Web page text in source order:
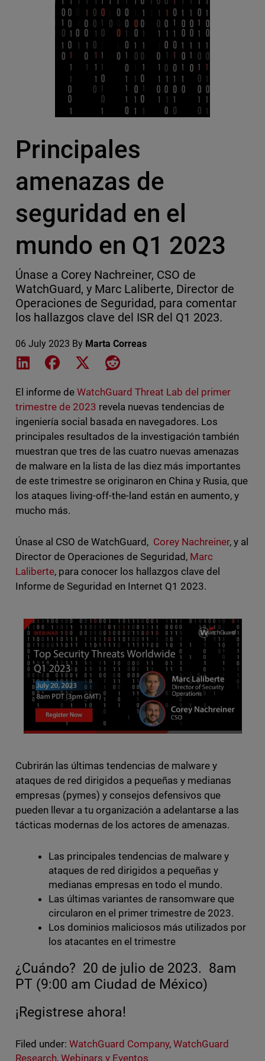
Principales
amenazas de
seguridad en el
mundo en Q1 2023
Únase a Corey Nachreiner, CSO de
WatchGuard, y Marc Laliberte, Director de
Operaciones de Seguridad, para comentar
los hallazgos clave del ISR del Q1 2023.
06 July 2023 By Marta Correas
Share on LinkedIn
Share on Facebook
Share on XShare on Reddit
El informe de WatchGuard Threat Lab del primer
trimestre de 2023 revela nuevas tendencias de
ingeniería social basada en navegadores. Los
principales resultados de la investigación también
muestran que tres de las cuatro nuevas amenazas
de malware en la lista de las diez más importantes
de este trimestre se originaron en China y Rusia, que
los ataques living-off-the-land están en aumento, y
mucho más.
Únase al CSO de WatchGuard, Corey Nachreiner, y al
Director de Operaciones de Seguridad, Marc
Laliberte, para conocer los hallazgos clave del
Informe de Seguridad en Internet Q1 2023.
Cubrirán las últimas tendencias de malware y
ataques de red dirigidos a pequeñas y medianas
empresas (pymes) y consejos defensivos que
pueden llevar a tu organización a adelantarse a las
tácticas modernas de los actores de amenazas.
Las principales tendencias de malware y
ataques de red dirigidos a pequeñas y
medianas empresas en todo el mundo.
Las últimas variantes de ransomware que
circularon en el primer trimestre de 2023.
Los dominios maliciosos más utilizados por
los atacantes en el trimestre
¿Cuándo? 20 de julio de 2023. 8am
PT (9:00 am Ciudad de México)
¡Registrese ahora!
Filed under: WatchGuard Company,WatchGuard
Research, Webinars y Eventos